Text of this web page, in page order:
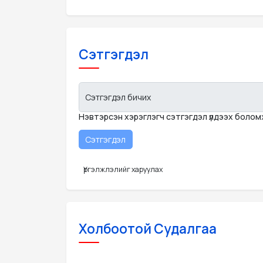
Сэтгэгдэл
Сэтгэгдэл бичих
Нэвтэрсэн хэрэглэгч сэтгэгдэл үлдээх
Үргэлжлэлийг харуулах
Холбоотой Судалгаа